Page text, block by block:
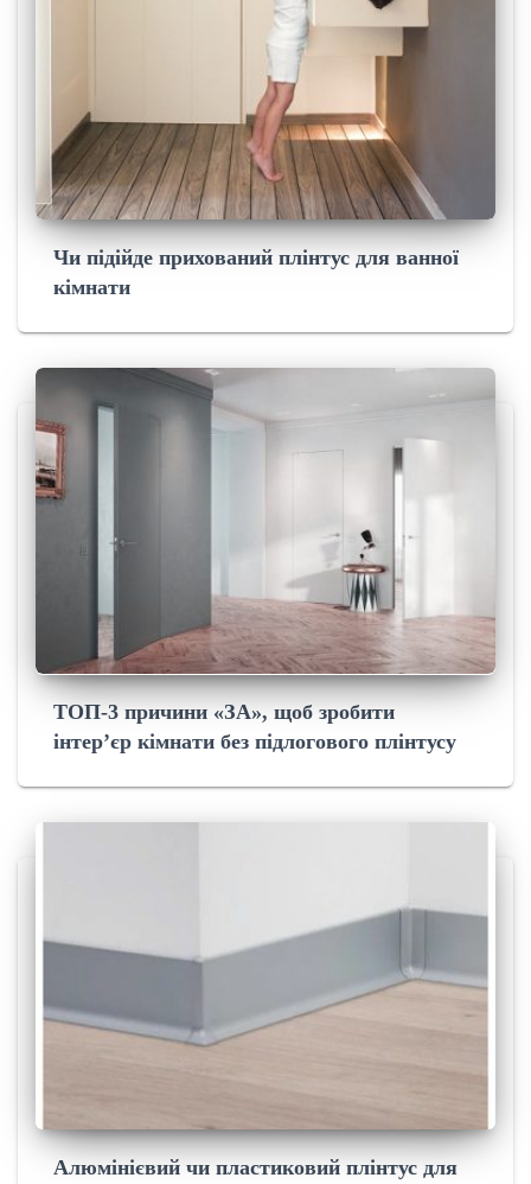
Чи підійде прихований плінтус для ванної
кімнати
ТОП-3 причини «ЗА», щоб зробити
інтер’єр кімнати без підлогового плінтусу
Алюмінієвий чи пластиковий плінтус для